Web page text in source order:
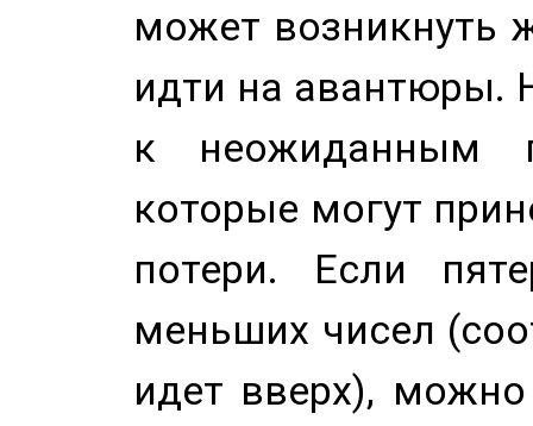
может возникнуть
идти на авантюры.
к неожиданным
которые могут
потери. Если
меньших чисел
идет вверх),